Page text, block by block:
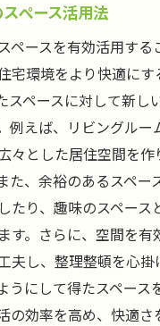
ペース活用法
ペースを有効活用する
宅環境をより快適にす
スペースに対して新し
例えば、リビングルー
々とした居住空間を
た、余裕のあるスペー
たり、趣味のスペース
す。さらに、空間を有
夫し、整理整頓を心掛
うにして得たスペース
の効率を高め、快適